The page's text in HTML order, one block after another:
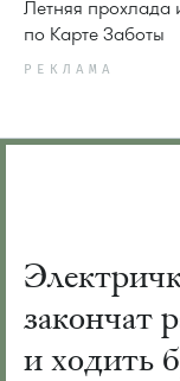
Летняя прохлада
по Карте Заботы
РЕКЛАМА
закончат
и ходить